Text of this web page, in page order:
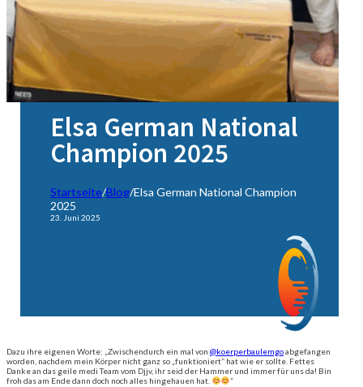
Elsa German National
Champion 2025
Startseite/Blog/Elsa German National Champion
2025
23. Juni 2025
Dazu ihre eigenen Worte: „Zwischendurch ein mal von @koerperbaulemgoabgefangen
worden, nachdem mein Körper nicht ganz so „funktioniert“ hat wie er sollte. Fettes
Danke an das geile medi Team vom Djjv, ihr seid der Hammer und immer für uns da! Bin
froh das am Ende dann doch noch alles hingehauen hat.
“